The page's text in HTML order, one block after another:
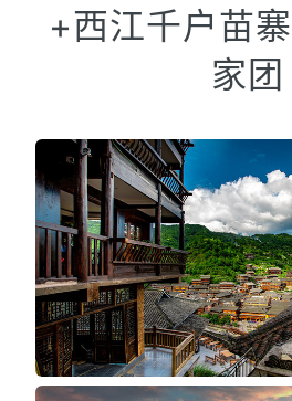
+西江千户苗
家团